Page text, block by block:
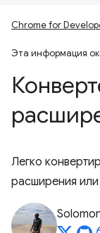
Chrome for
Эта информация
Легко
расширения